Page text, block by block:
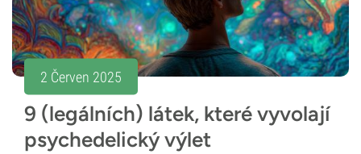
2 Červen 2025
9 (legálních) látek, které vyvolají
psychedelický výlet